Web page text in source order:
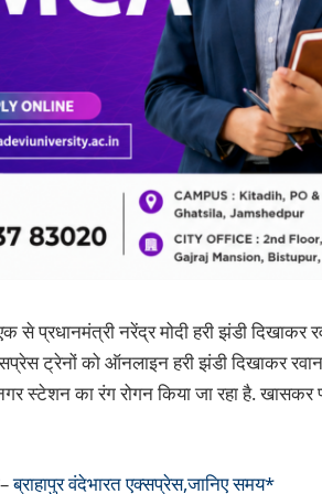
प्रधानमंत्री नरेंद्र मोदी हरी झंडी दिखाकर
ट्रेनों को ऑनलाइन हरी झंडी दिखाकर
स्टेशन का रंग रोगन किया जा रहा है. खासकर
–ब्राहापुर वंदेभारत एक्सप्रेस,जानिए समय*